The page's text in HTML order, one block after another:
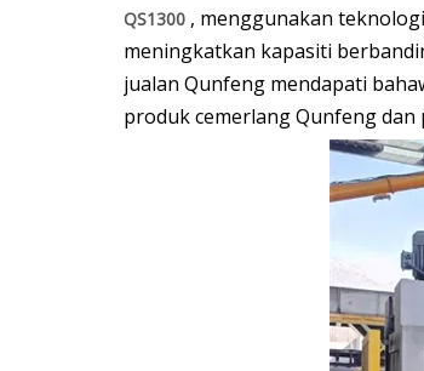
QS1300 , menggunakan
meningkatkan kapasiti
jualan Qunfeng mendapati
produk cemerlang Qunfeng